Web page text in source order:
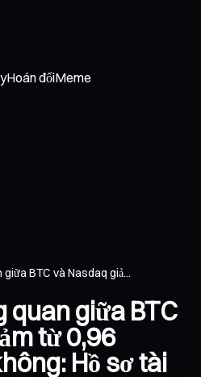
Hoán đổiMeme
BTC và Nasdaq giả...
quan giữa BTC
từ 0,96
Hồ sơ tài